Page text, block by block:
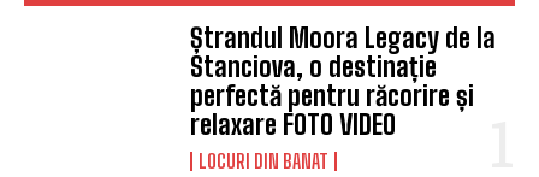
Ștrandul Moora Legacy de la
Stanciova, o destinație
perfectă pentru răcorire și
relaxare FOTO VIDEO
LOCURI DIN BANAT